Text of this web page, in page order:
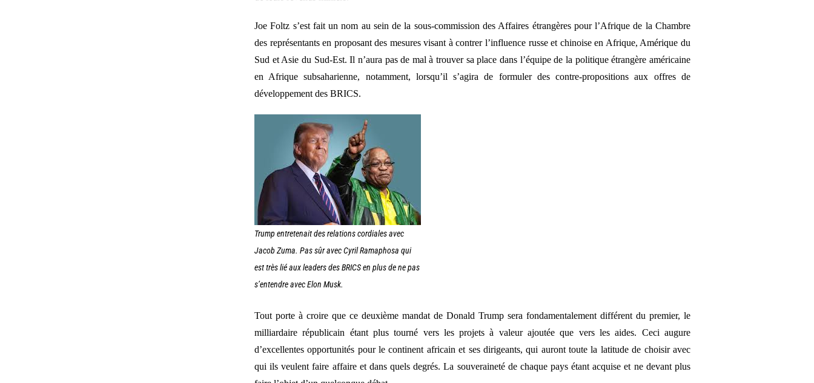
Joe Foltz s’est fait un nom au sein de la sous-commission des Affaires étrangères pour l’Afrique de la Chambre
des représentants en proposant des mesures visant à contrer l’influence russe et chinoise en Afrique, Amérique du
Sud et Asie du Sud-Est. Il n’aura pas de mal à trouver sa place dans l’équipe de la politique étrangère américaine
en Afrique subsaharienne, notamment, lorsqu’il s’agira de formuler des contre-propositions aux offres de
développement des BRICS.
Trump entretenait des relations cordiales avec
Jacob Zuma. Pas sûr avec Cyril Ramaphosa qui
est très lié aux leaders des BRICS en plus de ne pas
s’entendre avec Elon Musk.
Tout porte à croire que ce deuxième mandat de Donald Trump sera fondamentalement différent du premier, le
milliardaire républicain étant plus tourné vers les projets à valeur ajoutée que vers les aides. Ceci augure
d’excellentes opportunités pour le continent africain et ses dirigeants, qui auront toute la latitude de choisir avec
qui ils veulent faire affaire et dans quels degrés. La souveraineté de chaque pays étant acquise et ne devant plus